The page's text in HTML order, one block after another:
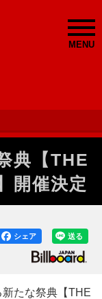
MENU
典【THE
開催決定
送る
シェア
たな祭典【THE